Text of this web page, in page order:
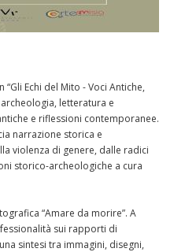
Echi del Mito - Voci Antiche,
letteratura e
e riflessioni contemporanee.
narrazione storica e
violenza di genere, dalle radici
storico-archeologiche a cura
“Amare da morire”. A
sui rapporti di
sintesi tra immagini, disegni,